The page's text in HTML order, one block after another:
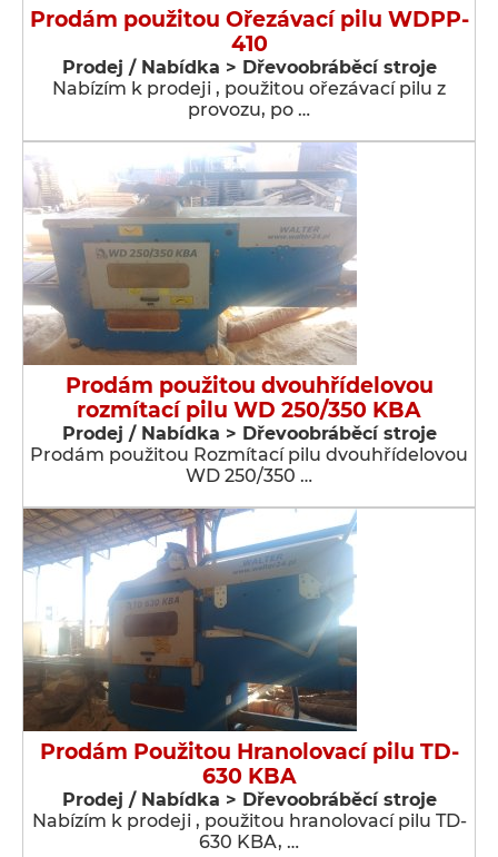
Prodám použitou Ořezávací pilu WDPP-
410
Prodej / Nabídka > Dřevoobráběcí stroje
Nabízím k prodeji , použitou ořezávací pilu z
provozu, po …
Prodám použitou dvouhřídelovou
rozmítací pilu WD 250/350 KBA
Prodej / Nabídka > Dřevoobráběcí stroje
Prodám použitou Rozmítací pilu dvouhřídelovou
WD 250/350 …
Prodám Použitou Hranolovací pilu TD-
630 KBA
Prodej / Nabídka > Dřevoobráběcí stroje
Nabízím k prodeji , použitou hranolovací pilu TD-
630 KBA, …